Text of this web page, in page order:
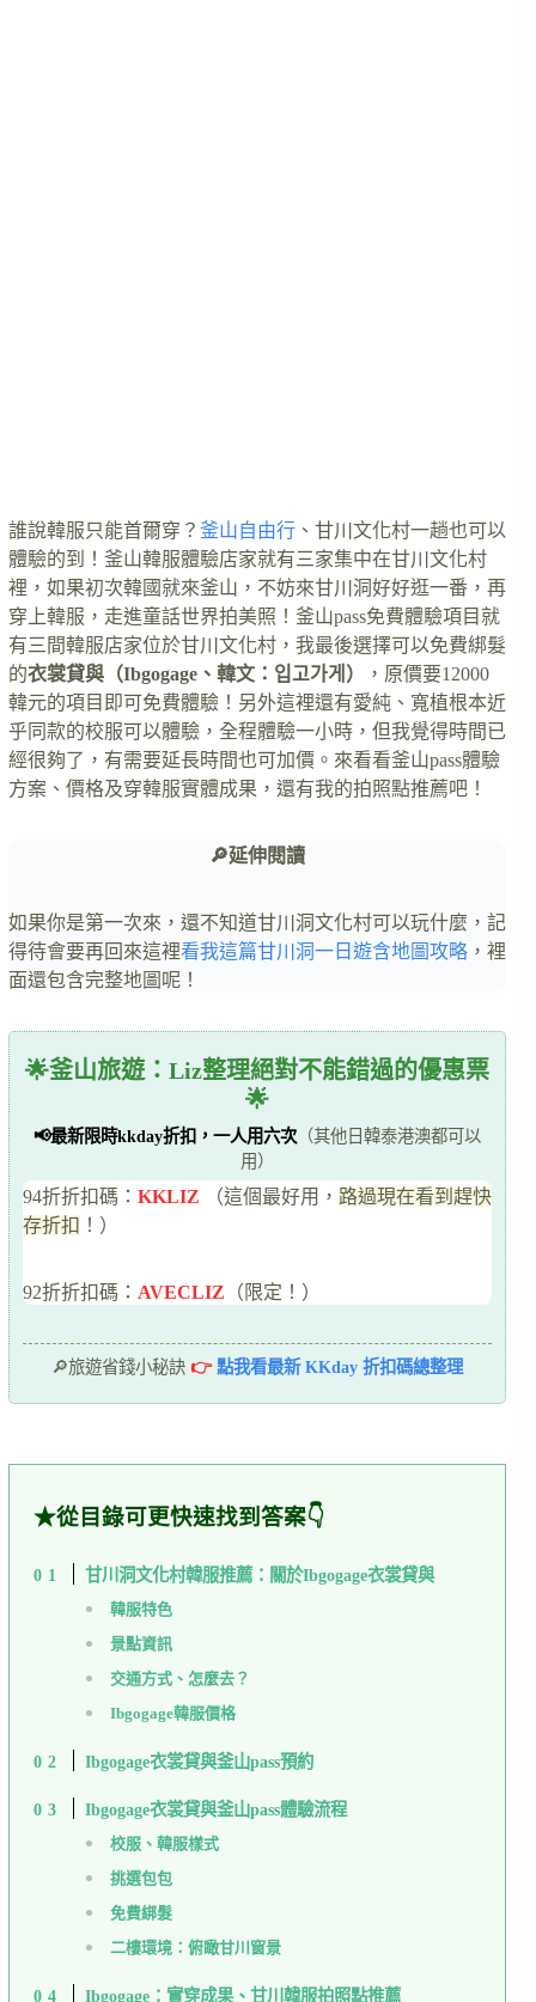
誰說韓服只能首爾穿？ 釜山自由行 、甘川文化村一趟也可以
體驗的到！釜山韓服體驗店家就有三家集中在甘川文化村
裡，如果初次韓國就來釜山，不妨來甘川洞好好逛一番，再
穿上韓服，走進童話世界拍美照！釜山pass免費體驗項目就
有三間韓服店家位於甘川文化村，我最後選擇可以免費綁髮
的衣裳貸與（Ibgogage、韓文：입고가게）
，原價要12000
韓元的項目即可免費體驗！另外這裡還有愛純、寬植根本近
乎同款的校服可以體驗，全程體驗一小時，但我覺得時間已
經很夠了，有需要延長時間也可加價。來看看釜山pass體驗
方案、價格及穿韓服實體成果，還有我的拍照點推薦吧！
🔎延伸閱讀
如果你是第一次來，還不知道甘川洞文化村可以玩什麼，記
得待會要再回來這裡看我這篇甘川洞一日遊含地圖攻略 ，裡
面還包含完整地圖呢！
🌟釜山旅遊：Liz整理絕對不能錯過的優惠票
🌟
📢最新限時kkday折扣，一人用六次 （其他日韓泰港澳都可以
用）
94折折扣碼： KKLIZ （這個最好用， 路過現在看到趕快
存折扣 ！）
92折折扣碼： AVECLIZ （限定！）
🔎旅遊省錢小秘訣 👉點我看最新 KKday 折扣碼總整理
★從目錄可更快速找到答案👇
甘川洞文化村韓服推薦：關於Ibgogage衣裳貸與
韓服特色
景點資訊
交通方式、怎麼去？
Ibgogage韓服價格
Ibgogage衣裳貸與釜山pass預約
Ibgogage衣裳貸與釜山pass體驗流程
校服、韓服樣式
挑選包包
免費綁髮
二樓環境：俯瞰甘川窗景
Ibgogage：實穿成果、甘川韓服拍照點推薦